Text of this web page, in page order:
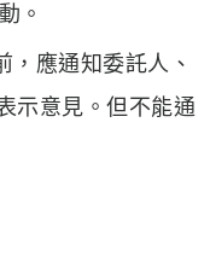
。
，應通知委託人、
示意見。但不能通